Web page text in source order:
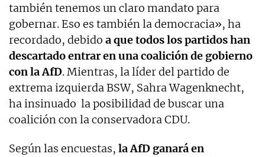
también tenemos un claro mandato para
gobernar. Eso es también la democracia», ha
recordado, debido a que todos los partidos han
descartado entrar en una coalición de gobierno
con la AfD. Mientras, la líder del partido de
extrema izquierda BSW, Sahra Wagenknecht,
ha insinuado la posibilidad de buscar una
coalición con la conservadora CDU.
Según las encuestas, la AfD ganará en